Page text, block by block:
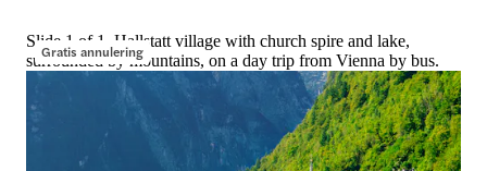
Gratis annulering
Slide 1 of 1, Hallstatt village with church spire and lake,
surrounded by mountains, on a day trip from Vienna by bus.